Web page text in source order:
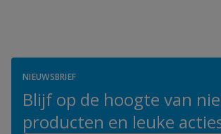
NIEUWSBRIEF
Blijf op de hoogte van
producten en leuke